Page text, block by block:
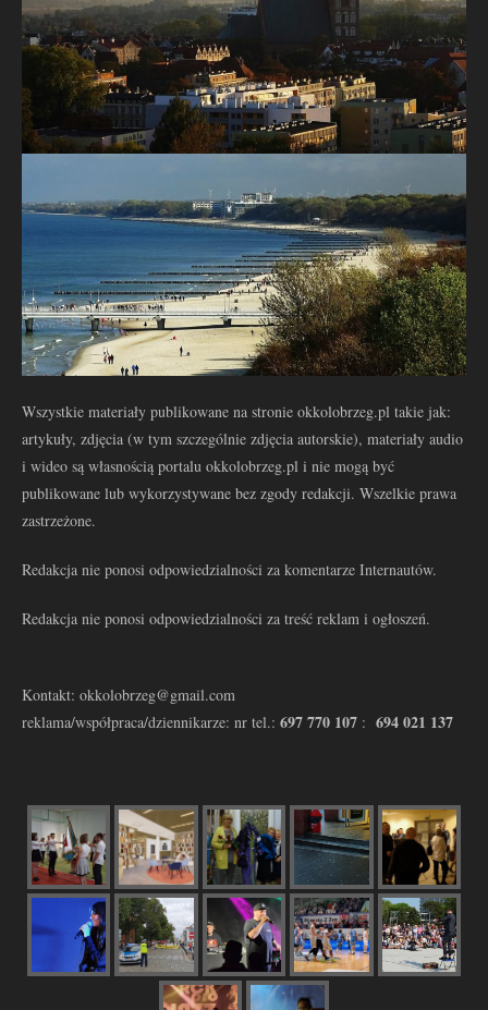
Wszystkie materiały publikowane na stronie okkolobrzeg.pl takie jak:
artykuły, zdjęcia (w tym szczególnie zdjęcia autorskie), materiały audio
i wideo są własnością portalu okkolobrzeg.pl i nie mogą być
publikowane lub wykorzystywane bez zgody redakcji. Wszelkie prawa
zastrzeżone.
Redakcja nie ponosi odpowiedzialności za komentarze Internautów.
Redakcja nie ponosi odpowiedzialności za treść reklam i ogłoszeń.
Kontakt: okkolobrzeg@gmail.com
reklama/współpraca/dziennikarze: nr tel.: 697 770 107 : 694 021 137